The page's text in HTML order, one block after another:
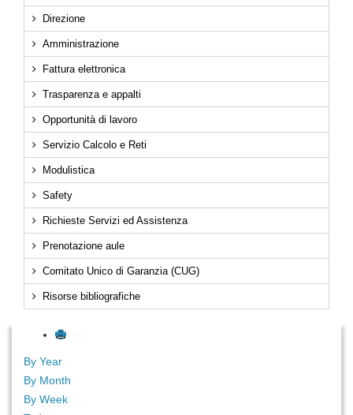
Direzione
Amministrazione
Fattura elettronica
Trasparenza e appalti
Opportunità di lavoro
Servizio Calcolo e Reti
Modulistica
Safety
Richieste Servizi ed Assistenza
Prenotazione aule
Comitato Unico di Garanzia (CUG)
Risorse bibliografiche
By Year
By Month
By Week